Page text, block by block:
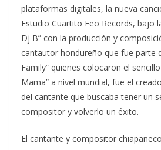
plataformas digitales, la nueva
Estudio Cuartito Feo Records, bajo
Dj B” con la producción y
cantautor hondureño que fue parte
Family” quienes colocaron el
Mama” a nivel mundial, fue el
del cantante que buscaba tener un
compositor y volverlo un éxito.
El cantante y compositor